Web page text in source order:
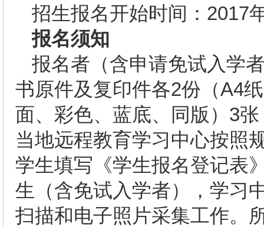
招生报名开始时间：2017
报名须知
报名者（含申请免试入学
书原件及复印件各2份（A4
面、彩色、蓝底、同版）3
当地远程教育学习中心按照
学生填写《学生报名登记表
生（含免试入学者），学习
扫描和电子照片采集工作。